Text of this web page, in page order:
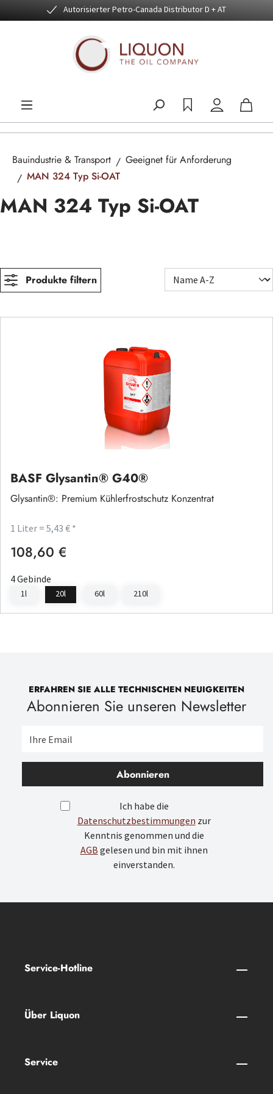
Zum Hauptinhalt springenAutorisierter Petro-Canada Distributor D + AT
Bauindustrie & Transport
Geeignet für Anforderung
MAN 324 Typ Si-OAT
MAN 324 Typ Si-OAT
Produkte filtern
BASF Glysantin® G40®
Glysantin®: Premium Kühlerfrostschutz Konzentrat
1 Liter = 5,43 € *
Regulärer Preis:
108,60 €
4 Gebinde
1l 20l 60l 210l
ERFAHREN SIE ALLE TECHNISCHEN NEUIGKEITEN
Abonnieren Sie unseren Newsletter
Abonnieren
Ich habe die
Datenschutzbestimmungen zur
Kenntnis genommen und die
AGB gelesen und bin mit ihnen
einverstanden.
Service-Hotline
Über Liquon
Service